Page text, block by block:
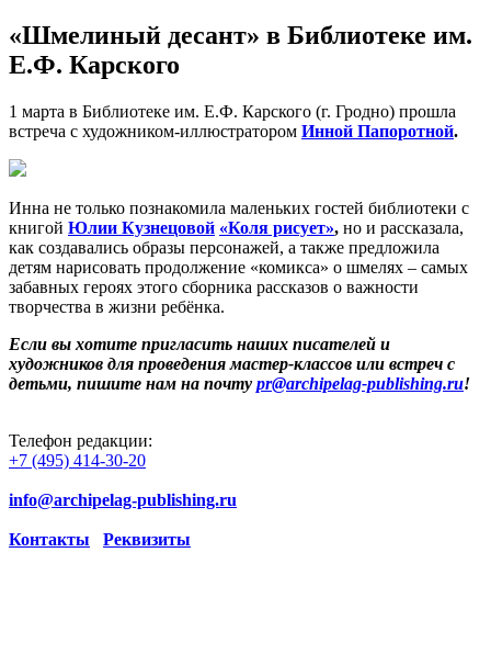
«Шмелиный десант» в Библиотеке им.
Е.Ф. Карского
1 марта в Библиотеке им. Е.Ф. Карского (г. Гродно) прошла
встреча с художником-иллюстратором Инной Папоротной.
Инна не только познакомила маленьких гостей библиотеки с
книгой Юлии Кузнецовой «Коля рисует», но и рассказала,
как создавались образы персонажей, а также предложила
детям нарисовать продолжение «комикса» о шмелях – самых
забавных героях этого сборника рассказов о важности
творчества в жизни ребёнка.
Если вы хотите пригласить наших писателей и
художников для проведения мастер-классов или встреч с
детьми, пишите нам на почту pr@archipelag-publishing.ru!
Телефон редакции:
+7 (495) 414-30-20
info@archipelag-publishing.ru
Контакты Реквизиты